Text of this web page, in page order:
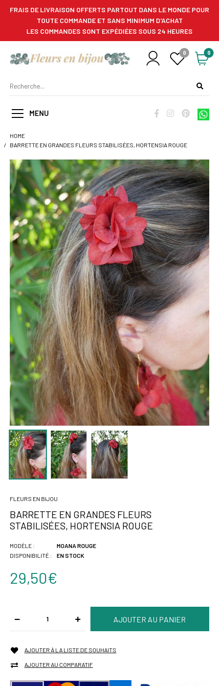
FRAIS DE LIVRAISON OFFERTS PARTOUT DANS LE MONDE POUR
TOUTE COMMANDE ET SANS MINIMUM D'ACHAT
LES COMMANDES SONT EXPÉDIÉES SOUS 24 HEURES
0 0
MENU
HOME
BARRETTE EN GRANDES FLEURS STABILISÉES, HORTENSIA ROUGE
FLEURS EN BIJOU
BARRETTE EN GRANDES FLEURS
STABILISÉES, HORTENSIA ROUGE
MODÈLE :
DISPONIBILITÉ :
MOANA ROUGE
EN STOCK
29,50€
AJOUTER À LA LISTE DE SOUHAITS
AJOUTER AU COMPARATIF